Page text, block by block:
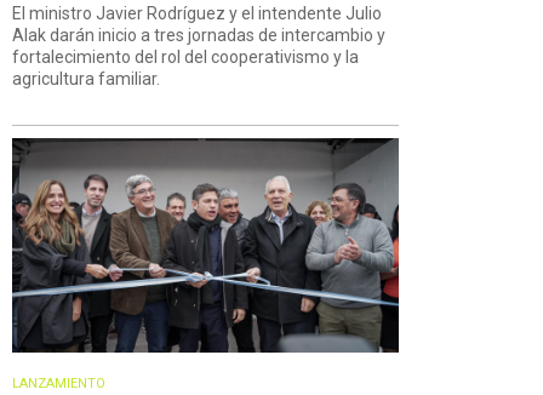
El ministro Javier Rodríguez y el intendente Julio
Alak darán inicio a tres jornadas de intercambio y
fortalecimiento del rol del cooperativismo y la
agricultura familiar.
LANZAMIENTO